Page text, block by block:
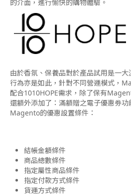
的介面，進行愉快的購物體驗。
由於香氛、保養品對於產品試用是一
行為亦是如此，針對不同營運模式，
配合1010HOPE需求，除了保有
還額外添加了：滿額贈之電子優惠劵
Magento的優惠設置條件：
結帳金額條件
商品總數條件
指定屬性商品條件
指定付款方式條件
貨運方式條件